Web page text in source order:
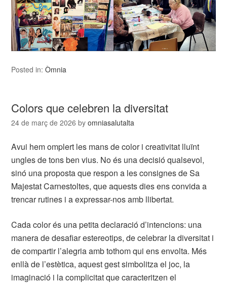
Posted in:Òmnia
Colors que celebren la diversitat
24 de març de 2026 byomniasalutalta
Avui hem omplert les mans de color i creativitat lluïnt
ungles de tons ben vius. No és una decisió qualsevol,
sinó una proposta que respon a les consignes de Sa
Majestat Carnestoltes, que aquests dies ens convida a
trencar rutines i a expressar-nos amb llibertat.
Cada color és una petita declaració d’intencions: una
manera de desafiar estereotips, de celebrar la diversitat i
de compartir l’alegria amb tothom qui ens envolta. Més
enllà de l’estètica, aquest gest simbolitza el joc, la
imaginació i la complicitat que caracteritzen el